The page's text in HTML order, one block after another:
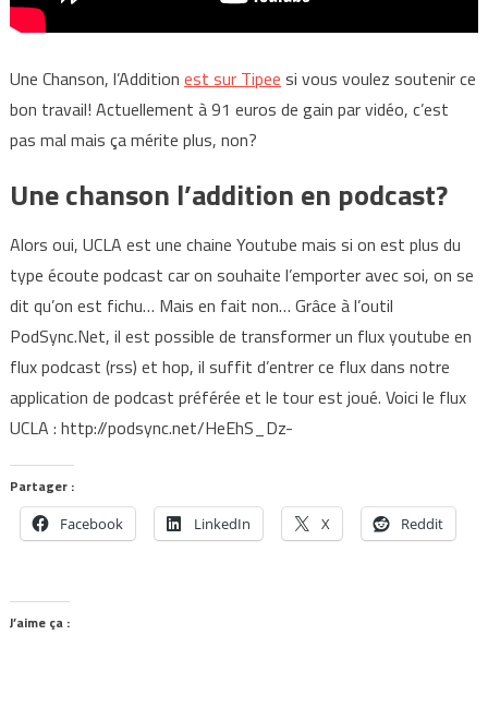
Une Chanson, l’Addition est sur Tipee si vous voulez soutenir ce
bon travail! Actuellement à 91 euros de gain par vidéo, c’est
pas mal mais ça mérite plus, non?
Une chanson l’addition en podcast?
Alors oui, UCLA est une chaine Youtube mais si on est plus du
type écoute podcast car on souhaite l’emporter avec soi, on se
dit qu’on est fichu… Mais en fait non… Grâce à l’outil
PodSync.Net, il est possible de transformer un flux youtube en
flux podcast (rss) et hop, il suffit d’entrer ce flux dans notre
application de podcast préférée et le tour est joué. Voici le flux
UCLA : http://podsync.net/HeEhS_Dz-
Partager :
Facebook LinkedIn X Reddit
J’aime ça :